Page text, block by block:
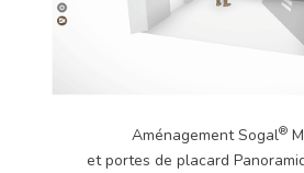
Aménagement Sogal®
et portes de placard